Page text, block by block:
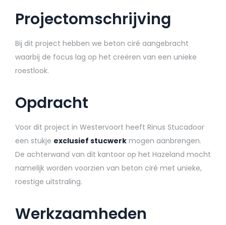
Projectomschrijving
Bij dit project hebben we beton ciré aangebracht
waarbij de focus lag op het creëren van een unieke
roestlook.
Opdracht
Voor dit project in Westervoort heeft Rinus Stucadoor
een stukje exclusief stucwerk mogen aanbrengen.
De achterwand van dit kantoor op het Hazeland mocht
namelijk worden voorzien van beton ciré met unieke,
roestige uitstraling.
Werkzaamheden